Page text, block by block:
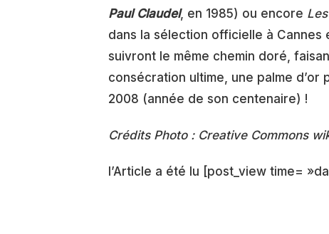
Paul Claudel, en 1985) ou encore
dans la sélection officielle à Cannes
suivront le même chemin doré,
consécration ultime, une palme
2008 (année de son centenaire) !
Crédits Photo : Creative Commons
l’Article a été lu [post_view time=